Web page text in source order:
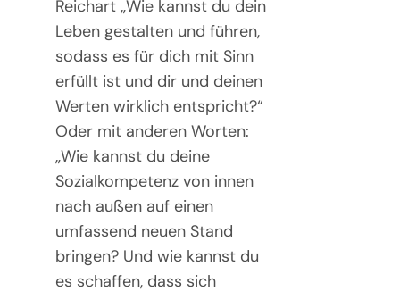
Reichart „Wie kannst du dein
Leben gestalten und führen,
sodass es für dich mit Sinn
erfüllt ist und dir und deinen
Werten wirklich entspricht?“
Oder mit anderen Worten:
„Wie kannst du deine
Sozialkompetenz von innen
nach außen auf einen
umfassend neuen Stand
bringen? Und wie kannst du
es schaffen, dass sich